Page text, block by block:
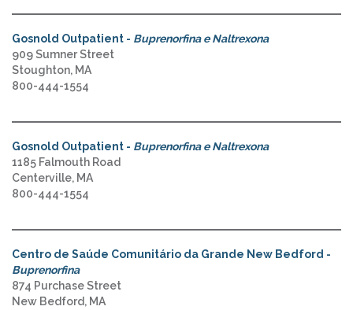
Gosnold Outpatient - Buprenorfina e Naltrexona
909 Sumner Street
Stoughton, MA
800-444-1554
Gosnold Outpatient - Buprenorfina e Naltrexona
1185 Falmouth Road
Centerville, MA
800-444-1554
Centro de Saúde Comunitário da Grande New Bedford -
Buprenorfina
874 Purchase Street
New Bedford, MA